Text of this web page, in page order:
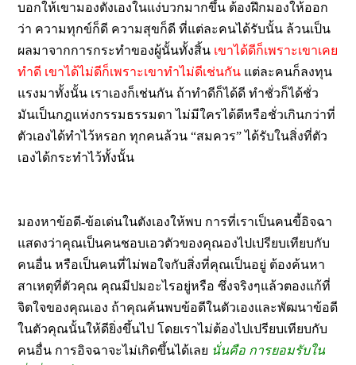
บอกให้เขามองตังเองในแง่บวกมากขึ้น ต้องฝึกมองให้ออก
ว่า ความทุกข์ก็ดี ความสุขก็ดี ที่แต่ละคนได้รับนั้น ล้วนเป็น
ผลมาจากการกระทำของผู้นั้นทั้งสิ้น เขาได้ดีก็เพราะเขาเคย
ทำดี เขาได้ไม่ดีก็เพราะเขาทำไม่ดีเช่นกันแต่ละคนก็ลงทุน
แรงมาทั้งนั้น เราเองก็เช่นกัน ถ้าทำดีก็ได้ดี ทำชั่วก็ได้ชั่ว
มันเป็นกฎแห่งกรรมธรรมดา ไม่มีใครได้ดีหรือชั่วเกินกว่าที่
ตัวเองได้ทำไว้หรอก ทุกคนล้วน “สมควร” ได้รับในสิ่งที่ตัว
เองได้กระทำไว้ทั้งนั้น
มองหาข้อดี-ข้อเด่นในตังเองให้พบ การที่เราเป็นคนขี้อิจฉา
แสดงว่าคุณเป็นคนชอบเอวตัวของคุณองไปเปรียบเทียบกับ
คนอื่น หรือเป็นคนที่ไม่พอใจกับสิ่งที่คุณเป็นอยู่ ต้องค้นหา
สาเหตุที่ตัวคุณ คุณมีปมอะไรอยู่หรือ ซึ่งจริงๆแล้วตองแก้ที่
จิตใจของคุณเอง ถ้าคุณค้นพบข้อดีในตัวเองและพัฒนาข้อดี
ในตัวคุณนั้นให้ดียิ่งขึ้นไป โดยเราไม่ต้องไปเปรียบเทียบกับ
คนอื่น การอิจฉาจะไม่เกิดขึ้นได้เลย นั่นคือ การยอมรับใน